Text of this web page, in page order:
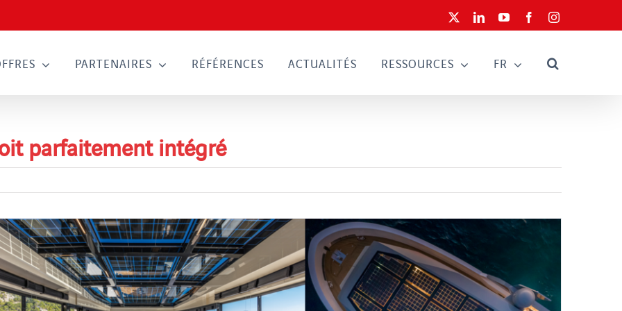
LinkedInYouTubeFacebookInstagram
PARTENAIRES RÉFÉRENCES ACTUALITÉS RESSOURCES FR
parfaitement intégré